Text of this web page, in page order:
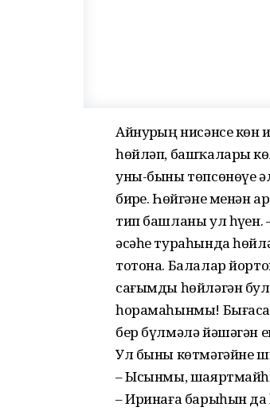
Айнурҙың нисәнсе көн
һөйләп, башҡаларҙы
уны-быны төпсөнөүе
бирҙе. Һөйгәне менән
тип башланы ул һүҙен.
әсәһе тураһында
тотона. Балалар
сағымды һөйләгән
һорамаһынмы! Бығаса
бер бүлмәлә йәшәгән
Ул быны көтмәгәйне
– Ысынмы,
– Иринаға барыһын да